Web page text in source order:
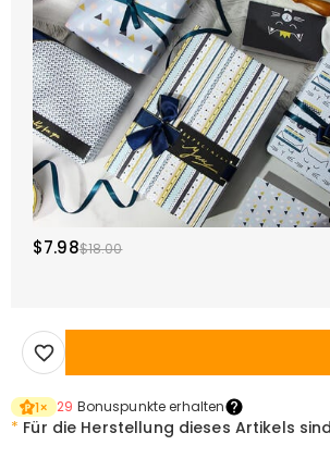
$7.98$18.00
1× 29 Bonuspunkte erhalten
* Für die Herstellung dieses Artikels sind